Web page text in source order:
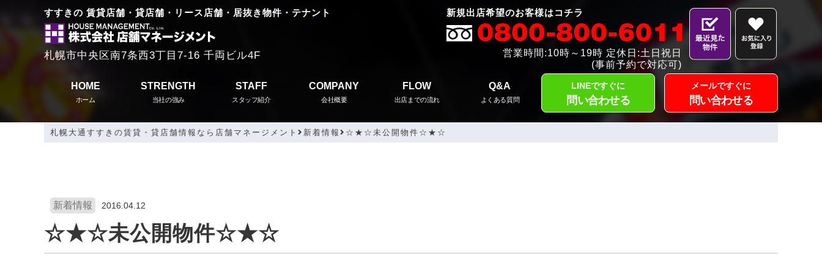
すすきの 賃貸店舗・貸店舗・リース店舗・居抜き物件・テナント
札幌市中央区南7条西3丁目7-16 千両ビル4F
新規出店希望のお客様はコチラ
営業時間:10時～19時 定休日:土日祝日
(事前予約で対応可)
HOME
ホーム
STRENGTH
当社の強み
STAFF
スタッフ紹介
COMPANY
会社概要
FLOW
出店までの流れ
Q&A
よくある質問
LINEですぐに
問い合わせる
メールですぐに
問い合わせる
札幌大通すすきの賃貸・貸店舗情報なら店舗マネージメント 新着情報 ☆★☆未公開物件☆★☆
新着情報 2016.04.12
☆★☆未公開物件☆★☆